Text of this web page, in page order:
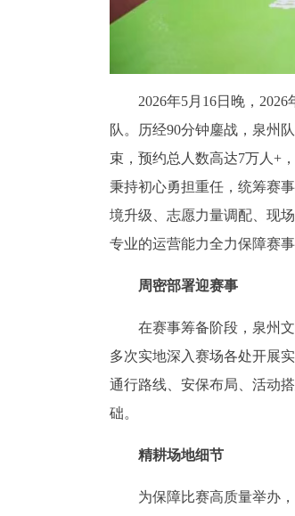
2026年5月16日晚，
队。历经90分钟鏖战，泉州
束，预约总人数高达7万人+
秉持初心勇担重任，统筹赛
境升级、志愿力量调配、现
专业的运营能力全力保障赛
周密部署迎赛事
在赛事筹备阶段，泉州
多次实地深入赛场各处开展
通行路线、安保布局、活动
础。
精耕场地细节
为保障比赛高质量举办